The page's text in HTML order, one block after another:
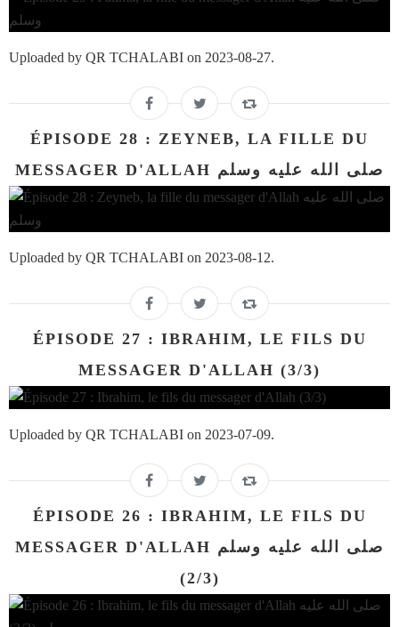
Uploaded by QR TCHALABI on 2023-08-27.
ÉPISODE 28 : ZEYNEB, LA FILLE DU
MESSAGER D'ALLAH صلى الله عليه وسلم
Uploaded by QR TCHALABI on 2023-08-12.
ÉPISODE 27 : IBRAHIM, LE FILS DU
MESSAGER D'ALLAH (3/3)
Uploaded by QR TCHALABI on 2023-07-09.
ÉPISODE 26 : IBRAHIM, LE FILS DU
MESSAGER D'ALLAH صلى الله عليه وسلم
(2/3)